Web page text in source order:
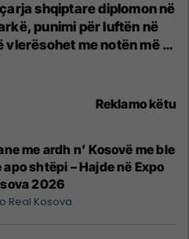
shqiptare diplomon në
punimi për luftën në
vlerësohet me notën më të
Reklamo këtu
me ardh n’ Kosovë me ble
shtëpi – Hajde në Expo
2026
Real Kosova